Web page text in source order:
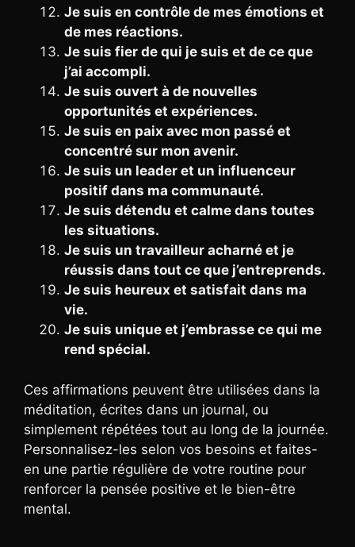
Je suis en contrôle de mes émotions et
de mes réactions.
Je suis fier de qui je suis et de ce que
j’ai accompli.
Je suis ouvert à de nouvelles
opportunités et expériences.
Je suis en paix avec mon passé et
concentré sur mon avenir.
Je suis un leader et un influenceur
positif dans ma communauté.
Je suis détendu et calme dans toutes
les situations.
Je suis un travailleur acharné et je
réussis dans tout ce que j’entreprends.
Je suis heureux et satisfait dans ma
vie.
Je suis unique et j’embrasse ce qui me
rend spécial.
Ces affirmations peuvent être utilisées dans la
méditation, écrites dans un journal, ou
simplement répétées tout au long de la journée.
Personnalisez-les selon vos besoins et faites-
en une partie régulière de votre routine pour
renforcer la pensée positive et le bien-être
mental.